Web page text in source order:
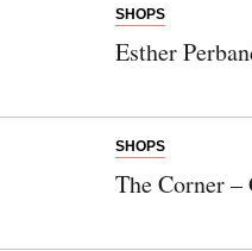
SHOPS
Esther
SHOPS
The Corner –